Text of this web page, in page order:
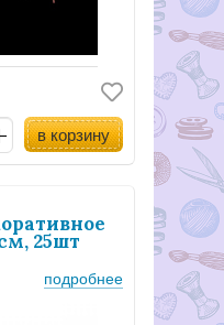
в корзину
25шт
подробнее